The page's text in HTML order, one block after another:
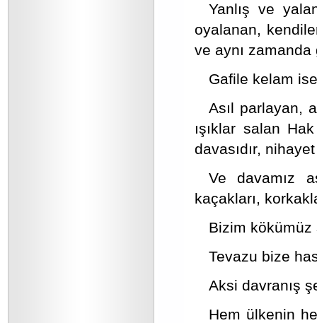
Yanlış ve
oyalanan,
ve aynı
Gafile kelam
Asıl parlayan,
ışıklar salan
davasıdır,
Ve davamız
kaçakları,
Bizim kökümüz
Tevazu bize
Aksi davranış
Hem ülkenin